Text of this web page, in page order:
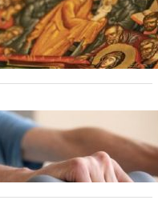
Domnului: Tradiții,
Spiritualitate în 2026
cardiovasculare:
pentru reducerea
domiciliu